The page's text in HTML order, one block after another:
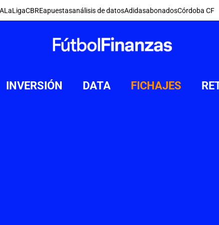
LaLigaCBREapuestasanálisis de datosAdidasabonadosCórdoba CF
INVERSIÓN DATA FICHAJES